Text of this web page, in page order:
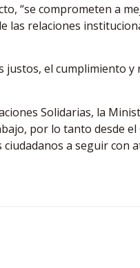
“se comprometen a
las relaciones
justos, el cumplimiento y
Solidarias, la
por lo tanto desde
a seguir con